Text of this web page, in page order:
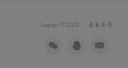
Copyright © 2023 · 羞羞美图